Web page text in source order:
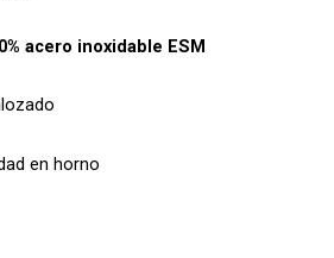
acero inoxidable ESM
en horno